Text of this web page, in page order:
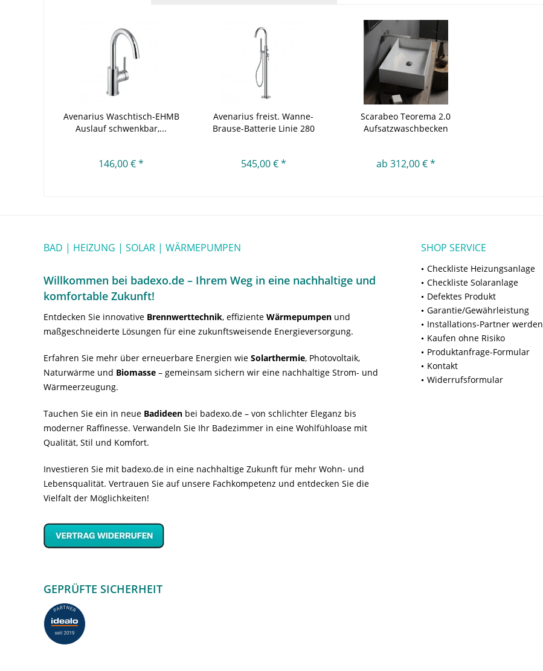
Avenarius Waschtisch-EHMB
Auslauf schwenkbar,...
146,00 € *
Avenarius freist. Wanne-
Brause-Batterie Linie 280
545,00 € *
Scarabeo Teorema 2.0
Aufsatzwaschbecken
ab 312,00 € *
BAD | HEIZUNG | SOLAR | WÄRMEPUMPEN
Willkommen bei badexo.de – Ihrem Weg in eine nachhaltige und
komfortable Zukunft!
Entdecken Sie innovative Brennwerttechnik, effiziente Wärmepumpen und
maßgeschneiderte Lösungen für eine zukunftsweisende Energieversorgung.
Erfahren Sie mehr über erneuerbare Energien wie Solarthermie, Photovoltaik,
Naturwärme und Biomasse – gemeinsam sichern wir eine nachhaltige Strom- und
Wärmeerzeugung.
Tauchen Sie ein in neue Badideen bei badexo.de – von schlichter Eleganz bis
moderner Raffinesse. Verwandeln Sie Ihr Badezimmer in eine Wohlfühloase mit
Qualität, Stil und Komfort.
Investieren Sie mit badexo.de in eine nachhaltige Zukunft für mehr Wohn- und
Lebensqualität. Vertrauen Sie auf unsere Fachkompetenz und entdecken Sie die
Vielfalt der Möglichkeiten!
GEPRÜFTE SICHERHEIT
SHOP SERVICE
Checkliste Heizungsanlage
Checkliste Solaranlage
Defektes Produkt
Garantie/Gewährleistung
Installations-Partner werden
Kaufen ohne Risiko
Produktanfrage-Formular
Kontakt
Widerrufsformular